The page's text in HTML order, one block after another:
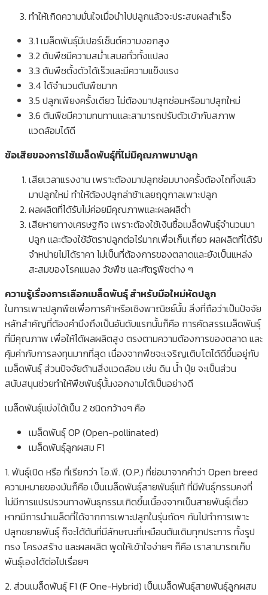
ทำให้เกิดความมั่นใจเมื่อนำไปปลูกแล้วจะประสบผลสำเร็จ
3.1 เมล็ดพันธุ์มีเปอร์เซ็นต์ความงอกสูง
3.2 ต้นพืชมีความสม่ำเสมอทั่วทั้งแปลง
3.3 ต้นพืชตั้งตัวได้เร็วและมีความแข็งแรง
3.4 ได้จำนวนต้นพืชมาก
3.5 ปลูกเพียงครั้งเดียว ไม่ต้องมาปลูกซ่อมหรือมาปลูกใหม่
3.6 ต้นพืชมีความทนทานและสามารถปรับตัวเข้ากับสภาพ
แวดล้อมได้ดี
ข้อเสียของการใช้เมล็ดพันธุ์ที่ไม่มีคุณภาพมาปลูก
เสียเวลาแรงงาน เพราะต้องมาปลูกซ่อมบางครั้งต้องไถทิ้งแล้ว
มาปลูกใหม่ ทำให้ต้องปลูกล่าช้าเลยฤดูกาลเพาะปลูก
ผลผลิตที่ได้รับไม่ค่อยมีคุณภาพและผลผลิต่ำ
เสียหายทางเศรษฐกิจ เพราะต้องใช้เงินซื้อเมล็ดพันธุ์จำนวนมา
ปลูก และต้องใช้อัตราปลูกต่อไร่มากเพื่อเก็บเกี่ยว ผลผลิตที่ได้รับ
จำหน่ายไม่ได้ราคา ไม่เป็นที่ต้องการของตลาดและยังเป็นแหล่ง
สะสมของโรคแมลง วัชพืช และศัตรูพืชต่าง ๆ
ความรู้เรื่องการเลือกเมล็ดพันธุ์ สำหรับมือใหม่หัดปลูก
ในการเพาะปลูกพืชเพื่อการค้าหรือเชิงพาณิชย์นั้น สิ่งที่ถือว่าเป็นปัจจัย
หลักสำคัญที่ต้องคำนึงถึงเป็นอันดับแรกนั้นก็คือ การคัดสรรเมล็ดพันธุ์
ที่มีคุณภาพ เพื่อให้ได้ผลผลิตสูง ตรงตามความต้องการของตลาด และ
คุ้มค่ากับการลงทุนมากที่สุด เนื่องจากพืชจะเจริญเติบโตได้ดีขึ้นอยู่กับ
เมล็ดพันธุ์ ส่วนปัจจัยด้านสิ่งแวดล้อม เช่น ดิน น้ำ ปุ๋ย จะเป็นส่วน
สนับสนุนช่วยทำให้พืชพันธุ์นั้นงอกงามได้เป็นอย่างดี
เมล็ดพันธุ์แบ่งได้เป็น 2 ชนิดกว้างๆ คือ
เมล็ดพันธุ์ OP (Open-pollinated)
เมล็ดพันธุ์ลูกผสม F1
1. พันธุ์เปิด หรือ ที่เรียกว่า โอ.พี. (O.P.) ที่ย่อมาจากคำว่า Open breed
ความหมายของมันก็คือ เป็นเมล็ดพันธุ์สายพันธุ์แท้ ที่มีพันธุ์กรรมคงที่
ไม่มีการแปรปรวนทางพันธุกรรมเกิดขึ้นเนื้องจากเป็นสายพันธุ์เดี่ยว
หากมีการนำเมล็ดที่ได้จากการเพาะปลูกในรุ่นถัดๆ กันไปทำการเพาะ
ปลูกขยายพันธุ์ ก็จะได้ต้นที่มีลักษณะที่เหมือนต้นเดิมทุกประการ ทั้งรูป
ทรง โครงสร้าง และผลผลิต พูดให้เข้าใจง่ายๆ ก็คือ เราสามารถเก็บ
พันธุ์เองได้ต่อไปเรื่อยๆ
2. ส่วนเมล็ดพันธุ์ F1 (F One-Hybrid) เป็นเมล็ดพันธุ์สายพันธุ์ลูกผสม